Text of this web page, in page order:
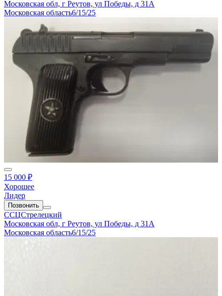
Московская обл, г Реутов, ул Победы, д 31А
Московская область6/15/25
15 000 ₽
Хорошее
Лидер
Позвонить
ССЦСтрелецкий
Московская обл, г Реутов, ул Победы, д 31А
Московская область6/15/25